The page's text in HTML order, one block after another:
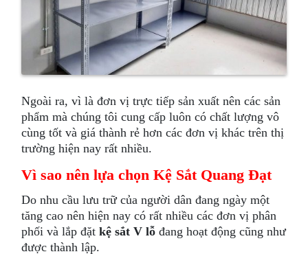
Ngoài ra, vì là đơn vị trực tiếp sản xuất nên các sản
phẩm mà chúng tôi cung cấp luôn có chất lượng vô
cùng tốt và giá thành rẻ hơn các đơn vị khác trên thị
trường hiện nay rất nhiều.
Vì sao nên lựa chọn Kệ Sắt Quang Đạt
Do nhu cầu lưu trữ của người dân đang ngày một
tăng cao nên hiện nay có rất nhiều các đơn vị phân
phối và lắp đặtkệ sắt V lỗ đang hoạt động cũng như
được thành lập.